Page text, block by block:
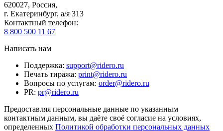
620027, Россия,
г. Екатеринбург, а/я 313
Контактный телефон:
8 800 500 11 67
Написать нам
Поддержка: support@ridero.ru
Печать тиража: print@ridero.ru
Вопросы по услугам: order@ridero.ru
PR: pr@ridero.ru
Предоставляя персональные данные по указанным
контактным данным, вы даёте своё согласие на условиях,
определенных Политикой обработки персональных данных